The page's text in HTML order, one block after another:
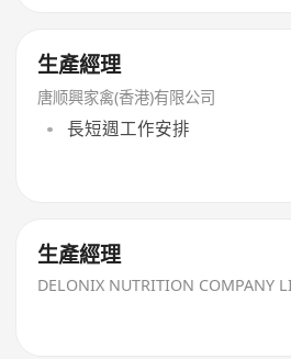
生產經理
唐顺興家禽(香港)有限公司
長短週工作安排
生產經理
DELONIX NUTRITION COMPANY